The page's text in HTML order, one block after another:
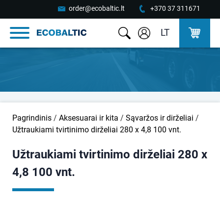
order@ecobaltic.lt +370 37 311671
LT
Pagrindinis / Aksesuarai ir kita / Sąvaržos ir dirželiai /
Užtraukiami tvirtinimo dirželiai 280 x 4,8 100 vnt.
Užtraukiami tvirtinimo dirželiai 280 x
4,8 100 vnt.